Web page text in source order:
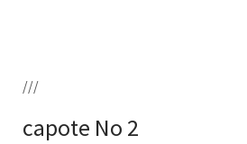
///
capote No 2